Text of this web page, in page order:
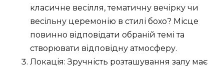
класичне весілля, тематичну вечірку чи
весільну церемонію в стилі бохо? Місце
повинно відповідати обраній темі та
створювати відповідну атмосферу.
Локація: Зручність розташування залу має